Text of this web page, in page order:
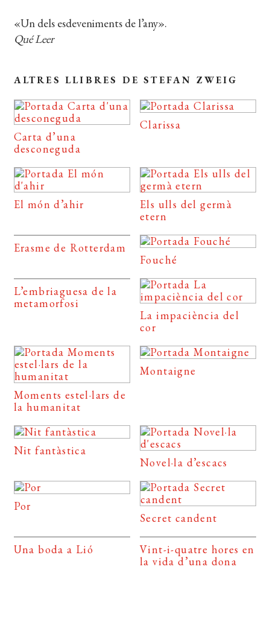
«Un dels esdeveniments de l’any».
Qué Leer
ALTRES LLIBRES DE STEFAN ZWEIG
Carta d’una
desconeguda
Clarissa
El món d’ahir
Els ulls del germà
etern
Erasme de Rotterdam
Fouché
L’embriaguesa de la
metamorfosi
La impaciència del
cor
Moments estel·lars de
la humanitat
Montaigne
Nit fantàstica
Novel·la d’escacs
Por
Secret candent
Una boda a Lió
Vint-i-quatre hores en
la vida d’una dona